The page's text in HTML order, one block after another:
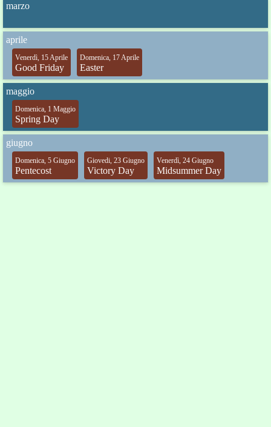
marzo
aprile
Venerdì, 15 Aprile
Good Friday
Domenica, 17 Aprile
Easter
maggio
Domenica, 1 Maggio
Spring Day
giugno
Domenica, 5 Giugno
Pentecost
Giovedi, 23 Giugno
Victory Day
Venerdì, 24 Giugno
Midsummer Day